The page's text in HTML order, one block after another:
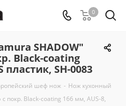
0
SHADOW"
Black-coating
пластик, SH-0083
шеф нож - Нож кухонный
покр. Black-coating 166 мм, AUS-8,